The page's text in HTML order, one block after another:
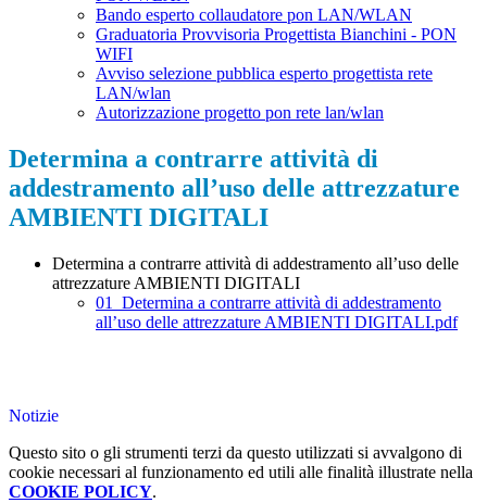
Bando esperto collaudatore pon LAN/WLAN
Graduatoria Provvisoria Progettista Bianchini - PON
WIFI
Avviso selezione pubblica esperto progettista rete
LAN/wlan
Autorizzazione progetto pon rete lan/wlan
Determina a contrarre attività di
addestramento all’uso delle attrezzature
AMBIENTI DIGITALI
Determina a contrarre attività di addestramento all’uso delle
attrezzature AMBIENTI DIGITALI
01_Determina a contrarre attività di addestramento
all’uso delle attrezzature AMBIENTI DIGITALI.pdf
Notizie
Questo sito o gli strumenti terzi da questo utilizzati si avvalgono di
cookie necessari al funzionamento ed utili alle finalità illustrate nella
COOKIE POLICY.